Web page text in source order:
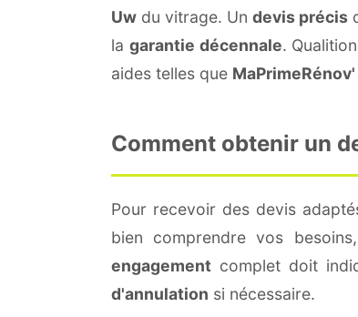
Uw du vitrage. Un devis précis
la garantie décennale.
aides telles que MaPrimeRénov'
Comment obtenir un
Pour recevoir des devis
bien comprendre vos
engagement complet doit
d'annulation si nécessaire.